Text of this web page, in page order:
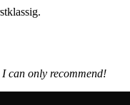
can only recommend!